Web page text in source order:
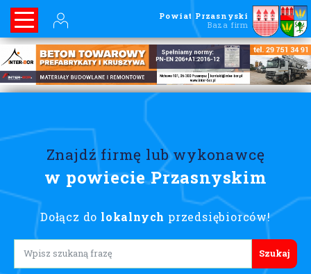
Powiat Przasnyski
Baza firm
Znajdź firmę lub wykonawcę
w powiecie Przasnyskim
Dołącz do lokalnych przedsiębiorców!
Lorem ipsum